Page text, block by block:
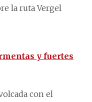
la ruta Vergel
y fuertes
con el